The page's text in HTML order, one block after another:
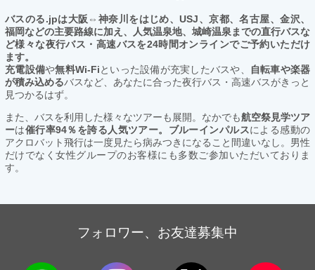
バスのる.jpは大阪⇔神奈川をはじめ、USJ、京都、名古屋、金沢、
福岡などの主要路線に加え、人気温泉地、城崎温泉までの直行バスな
ど様々な夜行バス・高速バスを24時間オンラインでご予約いただけ
ます。
充電設備や無料Wi-Fiといった設備が充実したバスや、
自転車や楽器
が積み込めるバスなど、あなたに合った夜行バス・高速バスがきっと
見つかるはず。
また、バスを利用した様々なツアーも展開。なかでも航空祭見学ツア
ーは催行率94％を誇る人気ツアー。ブルーインパルスによる感動の
アクロバット飛行は一度見たら病みつきになること間違いなし。男性
だけでなく女性グループのお客様にも多数ご参加いただいておりま
す。
フォロワー、お友達募集中